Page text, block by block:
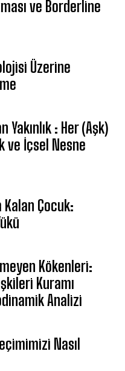
ve Borderline
Üzerine
Yakınlık : Her (Aşk)
ve İçsel Nesne
Kalan Çocuk:
Kökenleri:
Kuramı
Analizi
Nasıl